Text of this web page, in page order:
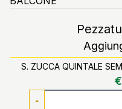
S. ZUCCA QUINTALE
-